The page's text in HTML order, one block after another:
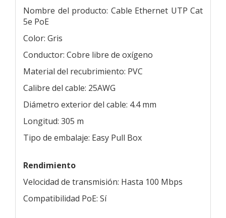
Nombre del producto: Cable Ethernet UTP Cat
5e PoE
Color: Gris
Conductor: Cobre libre de oxígeno
Material del recubrimiento: PVC
Calibre del cable: 25AWG
Diámetro exterior del cable: 4.4 mm
Longitud: 305 m
Tipo de embalaje: Easy Pull Box
Rendimiento
Velocidad de transmisión: Hasta 100 Mbps
Compatibilidad PoE: Sí